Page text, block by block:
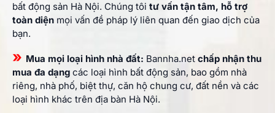
bất động sản Hà Nội. Chúng tôi tư vấn tận tâm, hỗ trợ
toàn diện mọi vấn đề pháp lý liên quan đến giao dịch của
bạn.
» Mua mọi loại hình nhà đất: Bannha.net chấp nhận thu
mua đa dạng các loại hình bất động sản, bao gồm nhà
riêng, nhà phố, biệt thự, căn hộ chung cư, đất nền và các
loại hình khác trên địa bàn Hà Nội.